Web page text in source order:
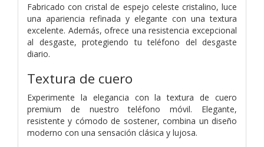
Fabricado con cristal de espejo celeste cristalino, luce
una apariencia refinada y elegante con una textura
excelente. Además, ofrece una resistencia excepcional
al desgaste, protegiendo tu teléfono del desgaste
diario.
Textura de cuero
Experimente la elegancia con la textura de cuero
premium de nuestro teléfono móvil. Elegante,
resistente y cómodo de sostener, combina un diseño
moderno con una sensación clásica y lujosa.